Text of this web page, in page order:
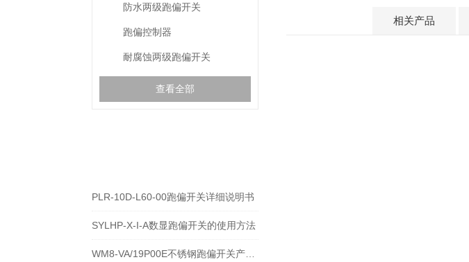
防水两级跑偏开关
跑偏控制器
耐腐蚀两级跑偏开关
查看全部
PLR-10D-L60-00跑偏开关详细说明书
SYLHP-X-I-A数显跑偏开关的使用方法
相关产品